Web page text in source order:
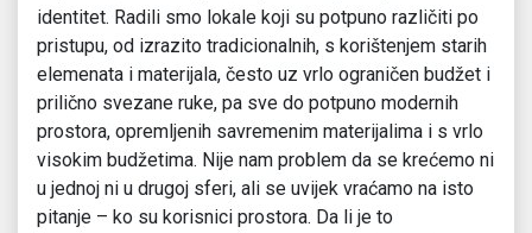
identitet. Radili smo lokale koji su potpuno različiti po
pristupu, od izrazito tradicionalnih, s korištenjem starih
elemenata i materijala, često uz vrlo ograničen budžet i
prilično svezane ruke, pa sve do potpuno modernih
prostora, opremljenih savremenim materijalima i s vrlo
visokim budžetima. Nije nam problem da se krećemo ni
u jednoj ni u drugoj sferi, ali se uvijek vraćamo na isto
pitanje – ko su korisnici prostora. Da li je to